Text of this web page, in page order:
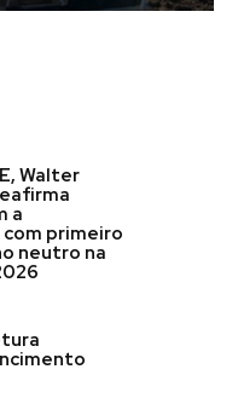
Walter
a
primeiro
neutro na